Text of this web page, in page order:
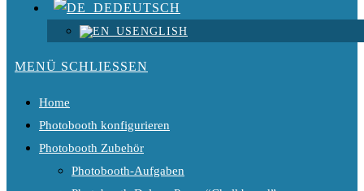
DEUTSCH
ENGLISH
MENÜ SCHLIESSEN
Home
Photobooth konfigurieren
Photobooth Zubehör
Photobooth-Aufgaben